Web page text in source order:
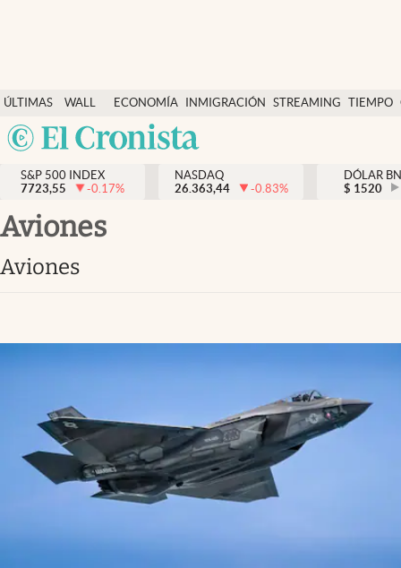
ÚLTIMAS
NOTICIAS
WALL
STREET
Y
DÓLAR
ECONOMÍA INMIGRACIÓN STREAMING TIEMPO
México
Finanzas y economía
Wall Street y dólar
Inmigración
Tiempo
Ciencia y salud
Streaming
USA
S&P 500 INDEX
7723,55
-0.17%
NASDAQ
26.363,44
-0.83%
DÓLAR
$ 1520
aviones
aviones